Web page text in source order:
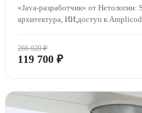
«Java-разработчик» от Нетологии:
архитектура, ИИ,доступ к
266 020 ₽
119 700 ₽